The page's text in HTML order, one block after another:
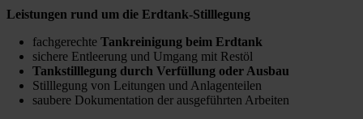
Leistungen rund um die Erdtank-Stilllegung
fachgerechte Tankreinigung beim Erdtank
sichere Entleerung und Umgang mit Restöl
Tankstilllegung durch Verfüllung oder Ausbau
Stilllegung von Leitungen und Anlagenteilen
saubere Dokumentation der ausgeführten Arbeiten